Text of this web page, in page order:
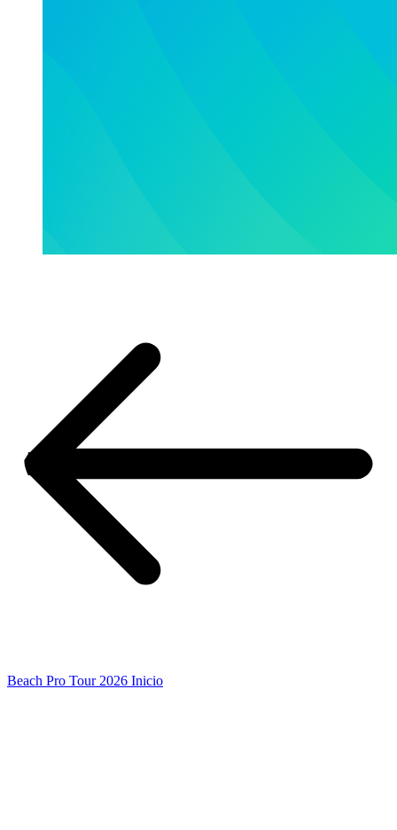
Beach Pro Tour 2026 Inicio